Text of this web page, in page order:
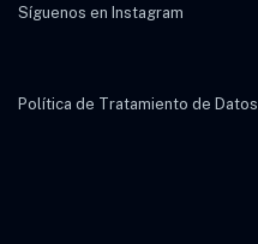
Síguenos en Instagram
Política de Tratamiento de Datos